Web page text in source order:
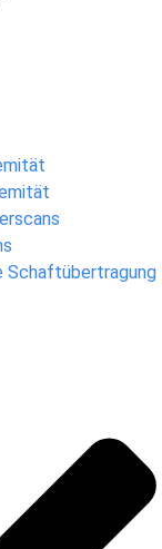
Schaftübertragung